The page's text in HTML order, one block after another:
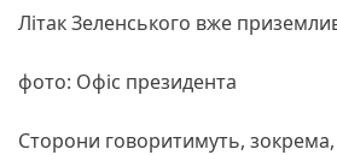
Літак Зеленського вже
фото: Офіс президента
Сторони говоритимуть,